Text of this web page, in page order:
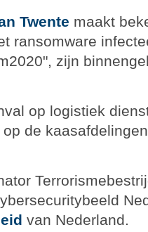
Twente maakt
ransomware
zijn
op logistiek
op de
van Nederland.